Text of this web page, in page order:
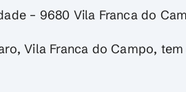
– 9680 Vila Franca do
Vila Franca do Campo,